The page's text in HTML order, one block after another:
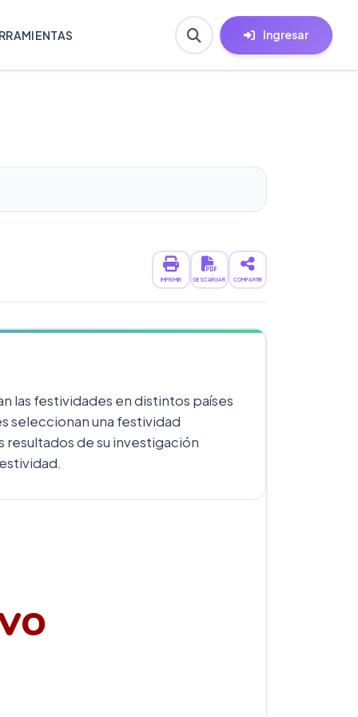
Ingresar
IMPRIMIR DESCARGAR COMPARTIR
las festividades en distintos países
seleccionan una festividad
de su investigación